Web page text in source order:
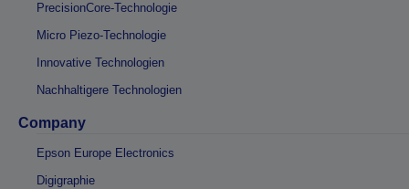
PrecisionCore-Technologie
Micro Piezo-Technologie
Innovative Technologien
Nachhaltigere Technologien
Company
Epson Europe Electronics
Digigraphie